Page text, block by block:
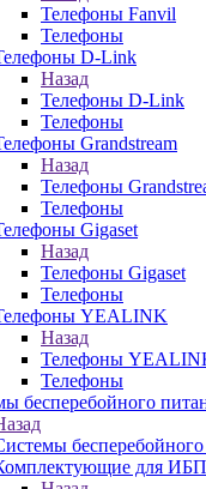
Телефоны Fanvil
Телефоны
D-Link
Назад
Телефоны D-Link
Телефоны
Grandstream
Назад
Телефоны
Телефоны
Gigaset
Назад
Телефоны Gigaset
Телефоны
YEALINK
Назад
Телефоны
Телефоны
бесперебойного
для ИБП